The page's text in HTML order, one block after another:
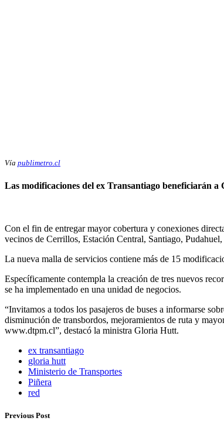
Vía publimetro.cl
Las modificaciones del ex Transantiago beneficiarán
Con el fin de entregar mayor cobertura y conexiones
vecinos de Cerrillos, Estación Central, Santiago,
La nueva malla de servicios contiene más de 15
Específicamente contempla la creación de tres nuevos
se ha implementado en una unidad de negocios.
“Invitamos a todos los pasajeros de buses a informarse
disminución de transbordos, mejoramientos de ruta y
www.dtpm.cl”, destacó la ministra Gloria Hutt.
ex transantiago
gloria hutt
Ministerio de Transportes
Piñera
red
Previous Post